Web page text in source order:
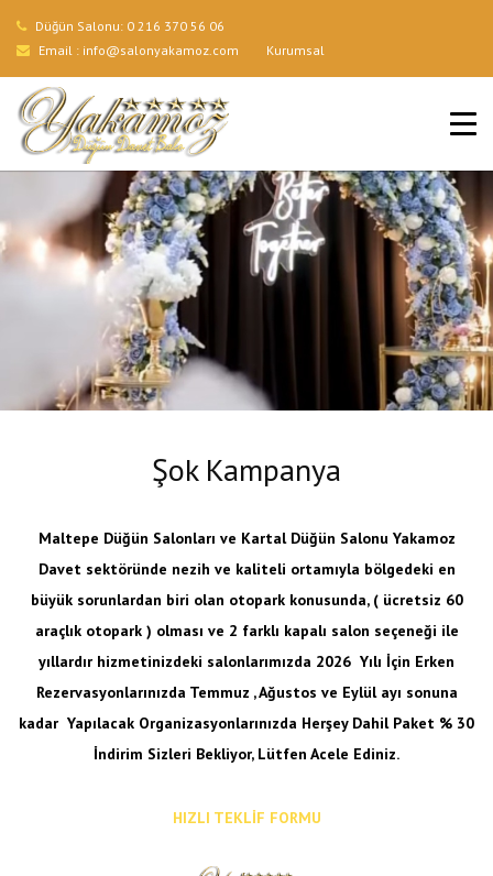
Düğün Salonu: 0 216 370 56 06
Email : info@salonyakamoz.com Kurumsal
ANA SAYFA
HIZMETLERIMIZ
MENÜLER
GALERI
BLOG
İLETIŞIM
Şok Kampanya
Maltepe Düğün Salonları ve Kartal Düğün Salonu Yakamoz
Davet sektöründe nezih ve kaliteli ortamıyla bölgedeki en
büyük sorunlardan biri olan otopark konusunda, ( ücretsiz 60
araçlık otopark ) olması ve 2 farklı kapalı salon seçeneği ile
yıllardır hizmetinizdeki salonlarımızda 2026 Yılı İçin Erken
Rezervasyonlarınızda Temmuz , Ağustos ve Eylül ayı sonuna
kadar Yapılacak Organizasyonlarınızda Herşey Dahil Paket % 30
İndirim Sizleri Bekliyor, Lütfen Acele Ediniz.
HIZLI TEKLİF FORMU